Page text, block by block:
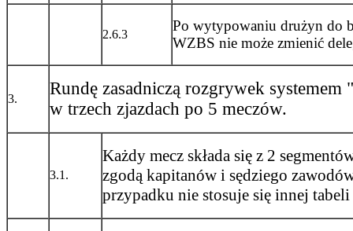
2.6.3
Po wytypowaniu drużyn do
WZBS nie może zmienić
3.
Rundę zasadniczą rozgrywek
w trzech zjazdach po 5 meczów.
3.1.
Każdy mecz składa się z 2
zgodą kapitanów i sędziego
przypadku nie stosuje się innej tabeli